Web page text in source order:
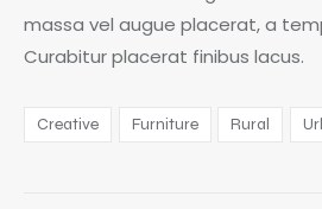
massa vel augue placerat, a
Curabitur placerat finibus lacus.
Creative Furniture Rural